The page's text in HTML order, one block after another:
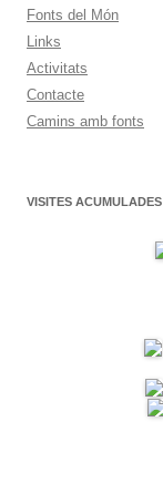
Fonts del Món
Links
Activitats
Contacte
Camins amb fonts
VISITES ACUMULADES